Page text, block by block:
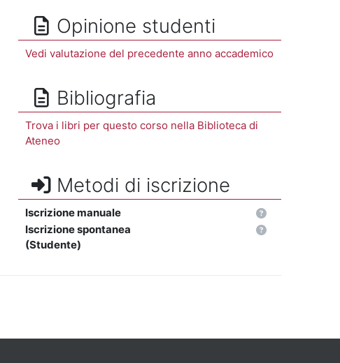
Opinione studenti
Vedi valutazione del precedente anno accademico
Bibliografia
Trova i libri per questo corso nella Biblioteca di
Ateneo
Metodi di iscrizione
Iscrizione manuale
Iscrizione spontanea
(Studente)